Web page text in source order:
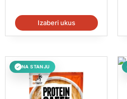
Izaberi ukus
✓ NA STANJU